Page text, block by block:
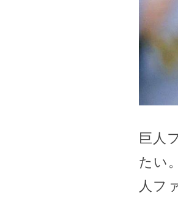
巨人
たい
人フ